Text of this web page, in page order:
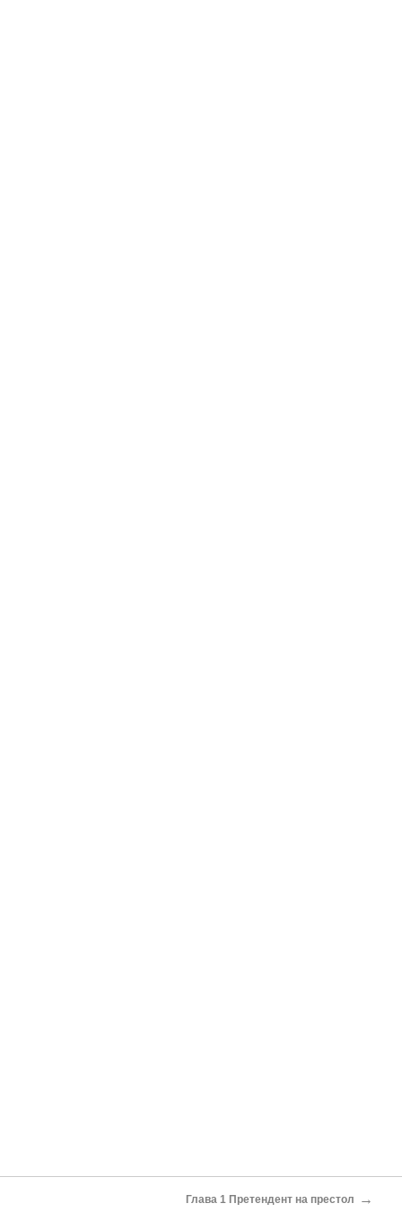
Глава 1 Претендент на престол →